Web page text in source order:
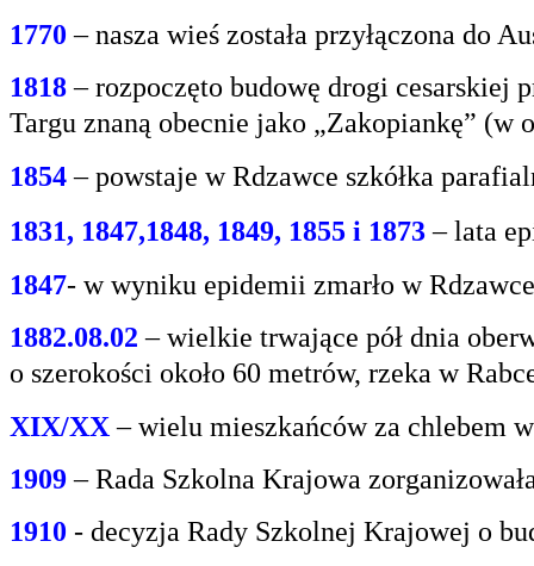
1770 – nasza wieś została przyłączona do
1818– rozpoczęto budowę drogi cesarskiej
Targu znaną obecnie jako „Zakopiankę” (w
1854 – powstaje w Rdzawce szkółka
1831, 1847,1848, 1849, 1855 i 1873 – lata
1847- w wyniku epidemii zmarło w
1882.08.02 – wielkie trwające pół dnia
o szerokości około 60 metrów, rzeka w
XIX/XX– wielu mieszkańców za chlebem
1909 – Rada Szkolna Krajowa
1910 - decyzja Rady Szkolnej Krajowej o